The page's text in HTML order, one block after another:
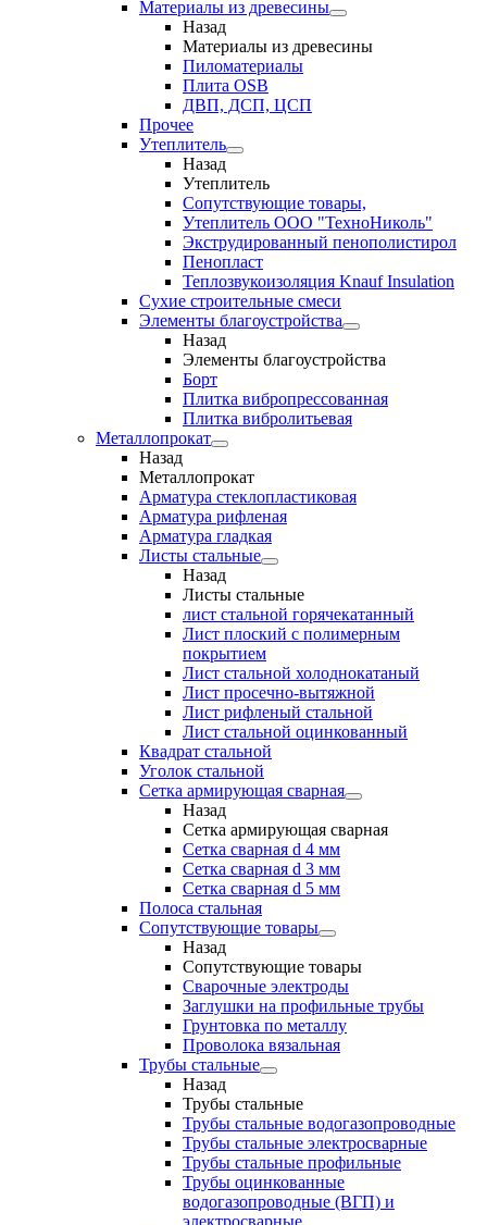
Материалы из древесины
Назад
Материалы из древесины
Пиломатериалы
Плита OSB
ДВП, ДСП, ЦСП
Прочее
Утеплитель
Назад
Утеплитель
Сопутствующие товары,
Утеплитель ООО "ТехноНиколь"
Экструдированный пенополистирол
Пенопласт
Теплозвукоизоляция Knauf Insulation
Сухие строительные смеси
Элементы благоустройства
Назад
Элементы благоустройства
Борт
Плитка вибропрессованная
Плитка вибролитьевая
Металлопрокат
Назад
Металлопрокат
Арматура стеклопластиковая
Арматура рифленая
Арматура гладкая
Листы стальные
Назад
Листы стальные
лист стальной горячекатанный
Лист плоский с полимерным
покрытием
Лист стальной холоднокатаный
Лист просечно-вытяжной
Лист рифленый стальной
Лист стальной оцинкованный
Квадрат стальной
Уголок стальной
Сетка армирующая сварная
Назад
Сетка армирующая сварная
Сетка сварная d 4 мм
Сетка сварная d 3 мм
Сетка сварная d 5 мм
Полоса стальная
Сопутствующие товары
Назад
Сопутствующие товары
Сварочные электроды
Заглушки на профильные трубы
Грунтовка по металлу
Проволока вязальная
Трубы стальные
Назад
Трубы стальные
Трубы стальные водогазопроводные
Трубы стальные электросварные
Трубы стальные профильные
Трубы оцинкованные
водогазопроводные (ВГП) и
электросварные